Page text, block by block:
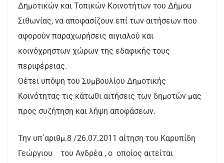
Δημοτικών και Τοπικών Κοινοτήτων του Δήμου
Σιθωνίας, να αποφασίζουν επί των αιτήσεων που
αφορούν παραχωρήσεις αιγιαλού και
κοινόχρηστων χώρων της εδαφικής τους
περιφέρειας.
Θέτει υπόψη του Συμβουλίου Δημοτικής
Κοινότητας τις κάτωθι αιτήσεις των δημοτών μας
προς συζήτηση και λήψη αποφάσεων.
Την υπ΄αριθμ.8 /26.07.2011 αίτηση του Καρυπίδη
Γεώργιου του Ανδρέα , o οποίoς αιτείται